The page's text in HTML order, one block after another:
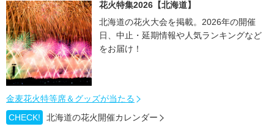
花火特集2026【北海道】
北海道の花火大会を掲載。2026年の開催
日、中止・延期情報や人気ランキングなど
をお届け！
金麦花火特等席＆グッズが当たる
CHECK!
北海道の花火開催カレンダー